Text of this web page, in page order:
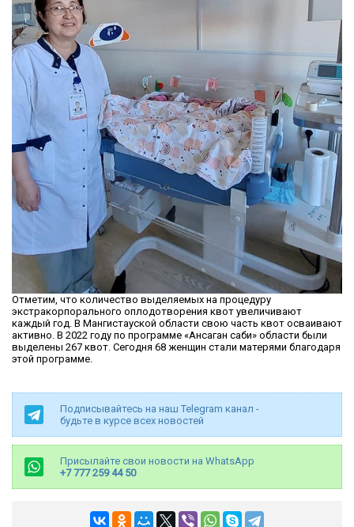
Отметим, что количество выделяемых на процедуру
экстракорпорального оплодотворения квот увеличивают
каждый год. В Мангистауской области свою часть квот осваивают
активно. В 2022 году по программе «Ансаган саби» области были
выделены 267 квот. Сегодня 68 женщин стали матерями благодаря
этой программе.
Подписывайтесь на наш Telegram канал -
будьте в курсе всех новостей
Присылайте свои новости на WhatsApp
+7 777 259 44 50